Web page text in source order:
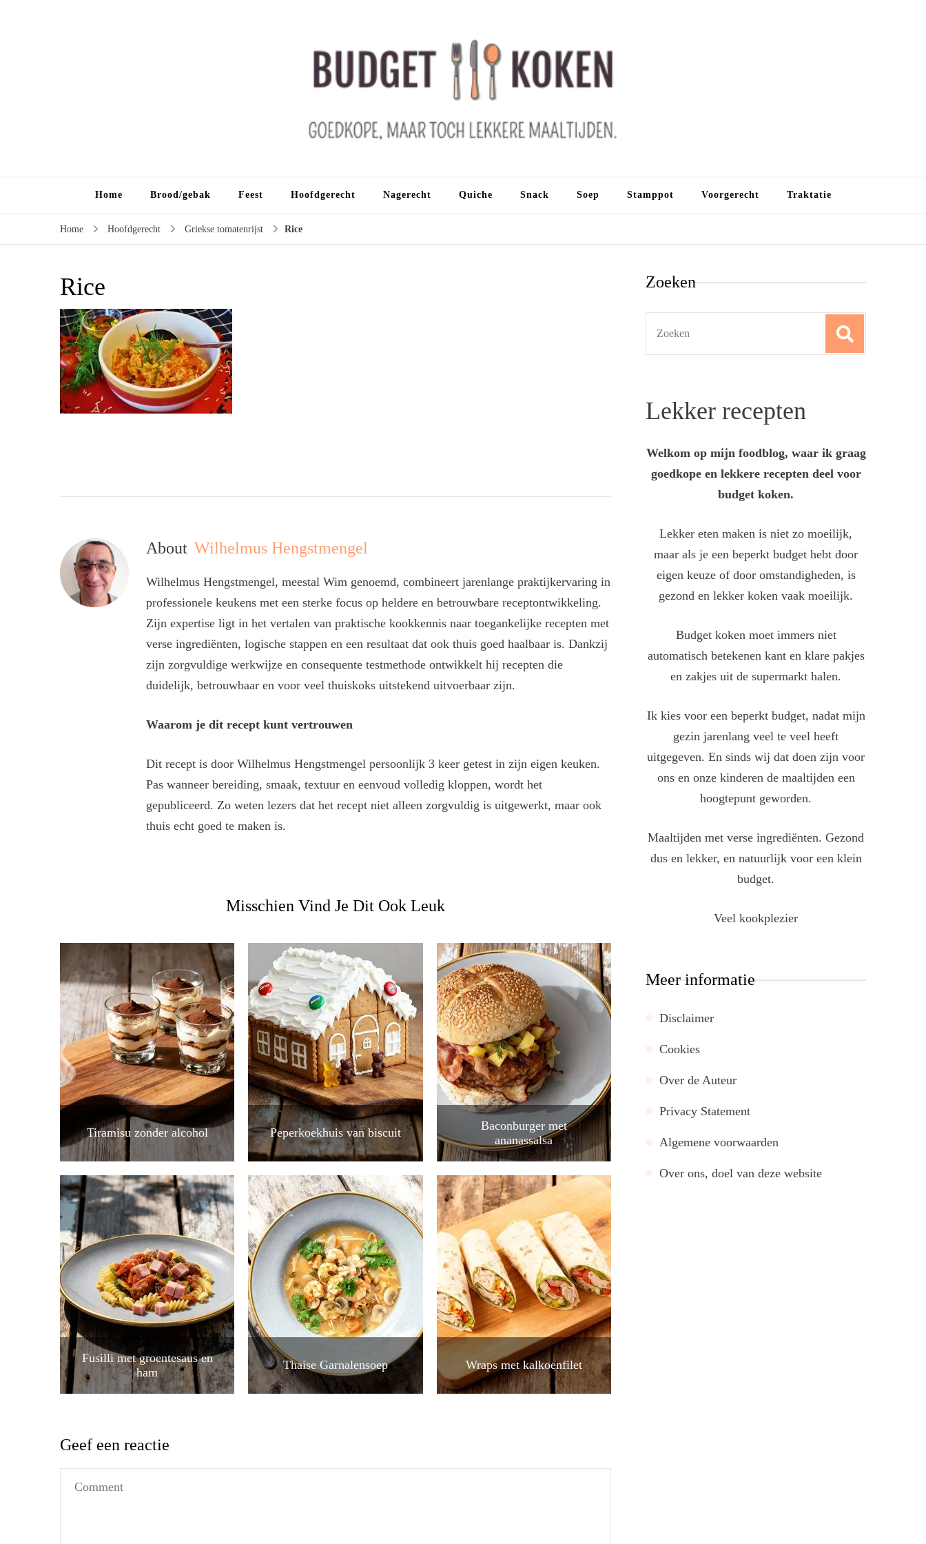
Home Brood/gebak Feest Hoofdgerecht Nagerecht Quiche Snack Soep Stamppot Voorgerecht Traktatie
Home Hoofdgerecht Griekse tomatenrijst Rice
Rice
About Wilhelmus Hengstmengel
Wilhelmus Hengstmengel, meestal Wim genoemd, combineert jarenlange praktijkervaring in
professionele keukens met een sterke focus op heldere en betrouwbare receptontwikkeling.
Zijn expertise ligt in het vertalen van praktische kookkennis naar toegankelijke recepten met
verse ingrediënten, logische stappen en een resultaat dat ook thuis goed haalbaar is. Dankzij
zijn zorgvuldige werkwijze en consequente testmethode ontwikkelt hij recepten die
duidelijk, betrouwbaar en voor veel thuiskoks uitstekend uitvoerbaar zijn.
Waarom je dit recept kunt vertrouwen
Dit recept is door Wilhelmus Hengstmengel persoonlijk 3 keer getest in zijn eigen keuken.
Pas wanneer bereiding, smaak, textuur en eenvoud volledig kloppen, wordt het
gepubliceerd. Zo weten lezers dat het recept niet alleen zorgvuldig is uitgewerkt, maar ook
thuis echt goed te maken is.
Misschien Vind Je Dit Ook Leuk
Tiramisu zonder alcohol Peperkoekhuis van biscuit
Baconburger met
ananassalsa
Fusilli met groentesaus en
ham
Thaise Garnalensoep Wraps met kalkoenfilet
Geef een reactie
Zoeken
Lekker recepten
Welkom op mijn foodblog, waar ik graag
goedkope en lekkere recepten deel voor
budget koken.
Lekker eten maken is niet zo moeilijk,
maar als je een beperkt budget hebt door
eigen keuze of door omstandigheden, is
gezond en lekker koken vaak moeilijk.
Budget koken moet immers niet
automatisch betekenen kant en klare pakjes
en zakjes uit de supermarkt halen.
Ik kies voor een beperkt budget, nadat mijn
gezin jarenlang veel te veel heeft
uitgegeven. En sinds wij dat doen zijn voor
ons en onze kinderen de maaltijden een
hoogtepunt geworden.
Maaltijden met verse ingrediënten. Gezond
dus en lekker, en natuurlijk voor een klein
budget.
Veel kookplezier
Meer informatie
Disclaimer
Cookies
Over de Auteur
Privacy Statement
Algemene voorwaarden
Over ons, doel van deze website